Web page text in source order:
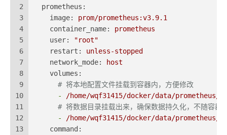
2
3
4
5
6
7
8
9
10
11
12
13
prometheus:
image:
prom/prometheus:v3.9.1
container_name:
prometheus
user:
"root"
restart:
unless-stopped
network_mode:
host
volumes:
# 将本地配置文件挂载到容器内，方便修改
-
/home/wqf31415/docker/data/prometheus/
# 将数据目录挂载出来，确保数据持久化，不随容器
-
/home/wqf31415/docker/data/prometheus/
command: